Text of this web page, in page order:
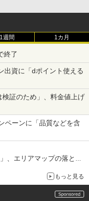
1週間 1カ月
終了
出資に「dポイント使える
証のため」、料金値上げ
ペーンに「品質などを含
、エリアマップの落とし
もっと見る